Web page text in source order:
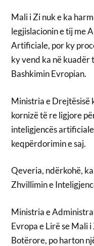
Mali i Zi nuk e ka
legjislacionin e tij me
Artificiale, por ky
ky vend ka në kuadër
Bashkimin Evropian.
Ministria e Drejtësisë
kornizë të re ligjore
inteligjencës
keqpërdorimin e saj.
Qeveria, ndërkohë,
Zhvillimin e
Ministria e
Evropa e Lirë se Mali
Botërore, po harton